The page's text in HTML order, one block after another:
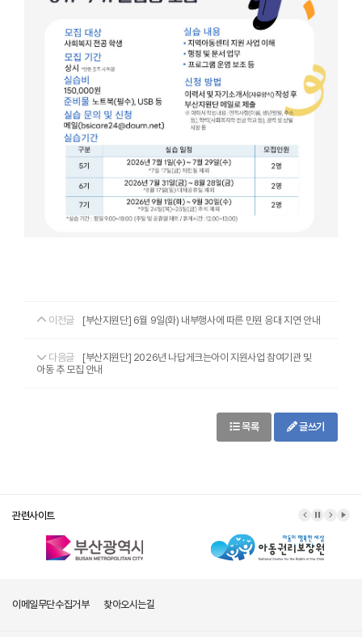
이전글 [부산지원단] 6월 9일(화) 내부행사에 따른 민원 응대 지연 안내
다음글
[부산지원단] 2026년 나답게크는아이 지원사업 참여기관 및
아동 추 모집 안내
목록 글쓰기
관련사이트
이메일무단수집거부 찾아오시는길